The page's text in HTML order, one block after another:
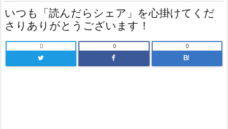
いつも「読んだらシェア」を心掛けてくだ
さりありがとうございます！
 0
B!
0